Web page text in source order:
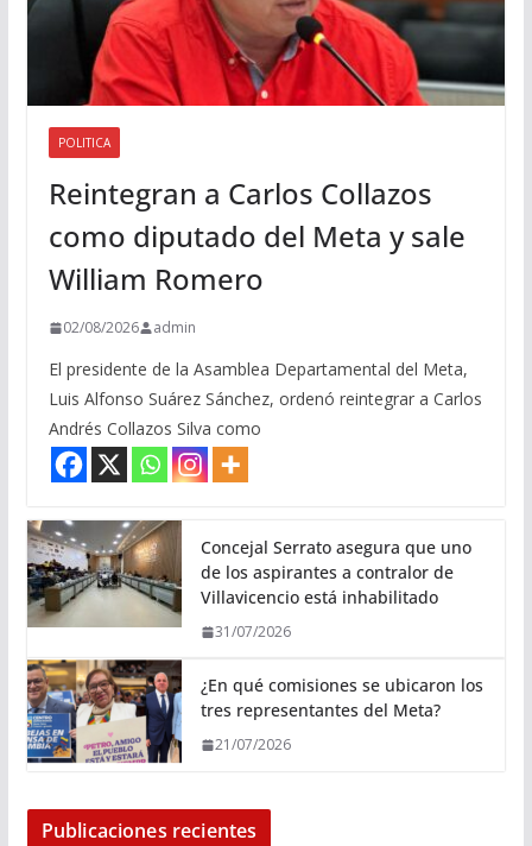
POLITICA
Reintegran a Carlos Collazos
como diputado del Meta y sale
William Romero
02/08/2026 admin
El presidente de la Asamblea Departamental del Meta,
Luis Alfonso Suárez Sánchez, ordenó reintegrar a Carlos
Andrés Collazos Silva como
Concejal Serrato asegura que uno
de los aspirantes a contralor de
Villavicencio está inhabilitado
31/07/2026
¿En qué comisiones se ubicaron los
tres representantes del Meta?
21/07/2026
Publicaciones recientes